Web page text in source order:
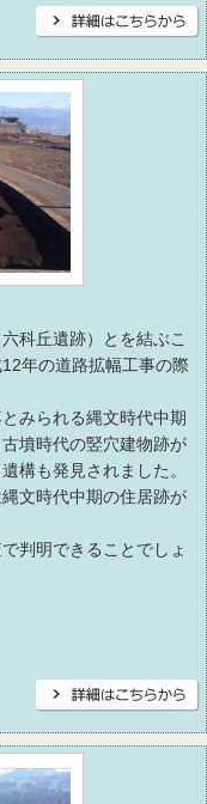
科丘遺跡）とを結ぶこ
年の道路拡幅工事の際
みられる縄文時代中期
墳時代の竪穴建物跡が
構も発見されました。
文時代中期の住居跡が
判明できることでしょ